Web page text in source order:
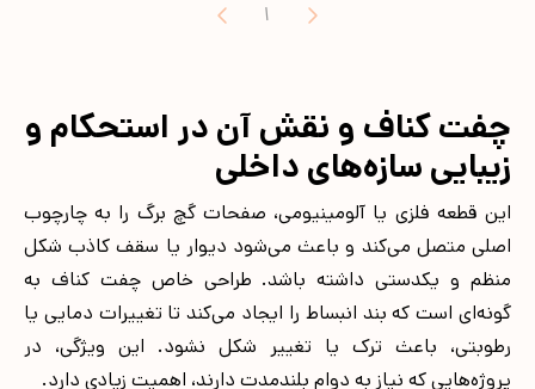
1
چفت کناف و نقش آن در استحکام و
زیبایی سازه‌های داخلی
این قطعه فلزی یا آلومینیومی، صفحات گچ برگ را به چارچوب
اصلی متصل می‌کند و باعث می‌شود دیوار یا سقف کاذب شکل
منظم و یکدستی داشته باشد. طراحی خاص چفت کناف به
گونه‌ای است که بند انبساط را ایجاد می‌کند تا تغییرات دمایی یا
رطوبتی، باعث ترک یا تغییر شکل نشود. این ویژگی، در
پروژه‌هایی که نیاز به دوام بلندمدت دارند، اهمیت زیادی دارد.